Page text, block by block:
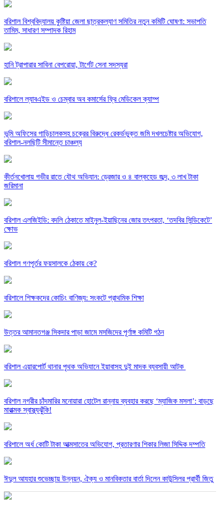
বরিশাল বিশ্ববিদ্যালয় কুষ্টিয়া জেলা ছাত্রকল্যাণ সমিতির নতুন কমিটি ঘোষণা: সভাপতি
তামিম, সাধারণ সম্পাদক রিহাম
হানি ট্রাপারার সাবিনা বেপরোয়া, টার্গেট সেনা সদস্যরা
বরিশালে ল্যাবএইড ও চেম্বার অব কমার্সের ফ্রি মেডিকেল ক্যাম্প
‎ভূমি অফিসের গাড়িচালকসহ চক্রের বিরুদ্ধে রেকর্ডভুক্ত জমি দখলচেষ্টার অভিযোগ,
বরিশাল-নলছিটি সীমান্তে চাঞ্চল্য
কীর্তনখোলায় গভীর রাতে যৌথ অভিযান: ড্রেজার ও ৪ বাল্কহেড জব্দ, ৩ লাখ টাকা
জরিমানা
বরিশাল এলজিইডি: বদলি ঠেকাতে মাইনুল-ইয়াছিনের জোর তৎপরতা, ‘তদবির সিন্ডিকেটে’
ক্ষোভ
বরিশাল গণপূর্তর ফয়সালকে ঠেকায় কে?
বরিশালে শিক্ষকদের কোচিং বাণিজ্য: সংকটে প্রাথমিক শিক্ষা
উত্তর আমানতগঞ্জ সিকদার পাড়া জামে মসজিদের পূর্ণাঙ্গ কমিটি গঠন
বরিশাল এয়ারপোর্ট থানার পৃথক অভিযানে ইয়াবাসহ দুই মাদক ব্যবসায়ী আটক ​
বরিশাল নগরীর চাঁদমারির মনোয়ারা হোটেল রান্নায় ব্যবহার করছে ‘ম্যাজিক মসলা’: বাড়ছে
মারাত্মক স্বাস্থ্যঝুঁকি!
বরিশালে অর্ধ কোটি টাকা আত্মসাতের অভিযোগ, প্রতারণার শিকার লিজা সিদ্দিক দম্পতি
ঈদুল আযহার শুভেচ্ছায় উন্নয়ন, ঐক্য ও মানবিকতার বার্তা দিলেন কাউন্সিলর প্রার্থী জিতু